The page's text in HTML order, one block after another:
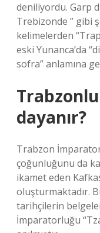
deniliyordu. Garp
Trebizonde ” gibi
kelimelerden
eski Yunanca’da
sofra” anlamına
dayanır?
Trabzon
çoğunluğunu da
ikamet eden
oluşturmaktadır.
tarihçilerin
İmparatorluğu